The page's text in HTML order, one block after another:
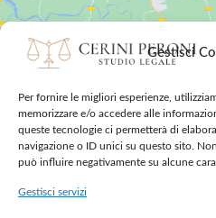
Gestisci
Per fornire le migliori esperienze,
memorizzare e/o accedere alle
queste tecnologie ci permetterà di
navigazione o ID unici su questo sito.
può influire negativamente su alcune
Gestisci servizi
Fai clic su "Accetto"
Cookie